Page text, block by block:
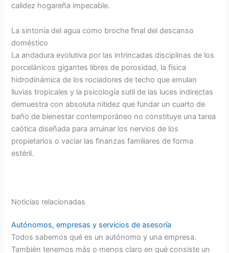
calidez hogareña impecable.
La sintonía del agua como broche final del descanso
doméstico
La andadura evolutiva por las intrincadas disciplinas de los
porcelánicos gigantes libres de porosidad, la física
hidrodinámica de los rociadores de techo que emulan
lluvias tropicales y la psicología sutil de las luces indirectas
demuestra con absoluta nitidez que fundar un cuarto de
baño de bienestar contemporáneo no constituye una tarea
caótica diseñada para arruinar los nervios de los
propietarios o vaciar las finanzas familiares de forma
estéril.
Noticias relacionadas
Autónomos, empresas y servicios de asesoría
Todos sabemos qué es un autónomo y una empresa.
También tenemos más o menos claro en qué consiste un